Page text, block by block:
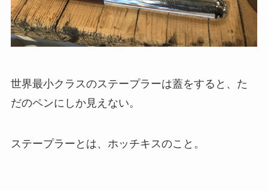
世界最小クラスのステープラーは蓋をすると、た
だのペンにしか見えない。
ステープラーとは、ホッチキスのこと。